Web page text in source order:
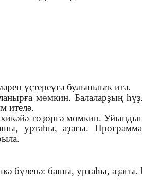
үҫтереүгә булышлыҡ итә.
мөмкин. Балаларҙың
ителә.
төҙөргә мөмкин.
уртаһы, аҙағы.
бүленә: башы, уртаһы,